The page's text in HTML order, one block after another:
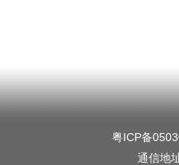
粤ICP备
通信地